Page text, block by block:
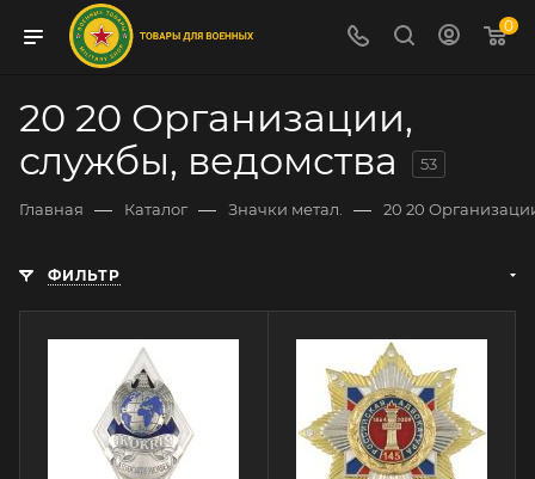
0
20 20 Организации,
службы, ведомства
53
Главная — Каталог — Значки метал. — 20 20
ФИЛЬТР